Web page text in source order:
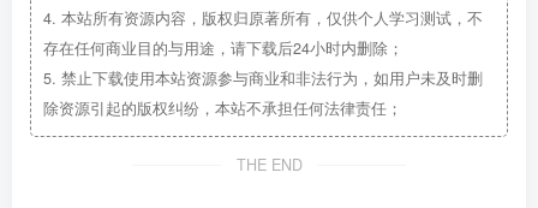
4. 本站所有资源内容，版权归原著所有，仅供个人学习测试，不
存在任何商业目的与用途，请下载后24小时内删除；
5. 禁止下载使用本站资源参与商业和非法行为，如用户未及时删
除资源引起的版权纠纷，本站不承担任何法律责任；
THE END